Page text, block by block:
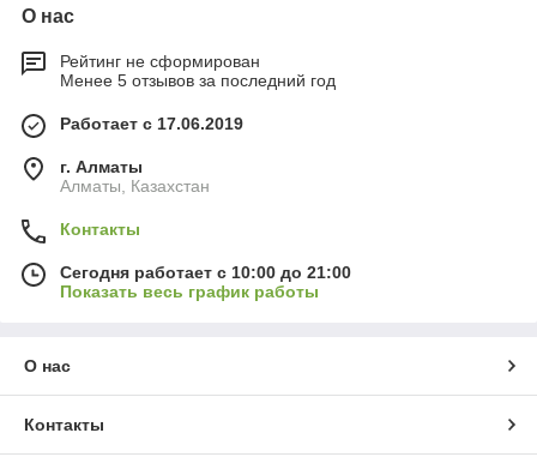
О нас
Рейтинг не сформирован
Менее 5 отзывов за последний год
Работает с 17.06.2019
г. Алматы
Алматы, Казахстан
Контакты
Сегодня работает с 10:00 до 21:00
Показать весь график работы
О нас
Контакты